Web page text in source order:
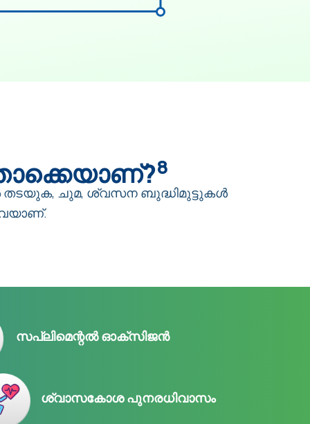
8
തടയുക, ചുമ, ശ്വസന ബുദ്ധിമുട്ടുകൾ
സപ്ലിമെന്റൽ ഓക്സിജൻ
ശ്വാസകോശ പുനരധിവാസം